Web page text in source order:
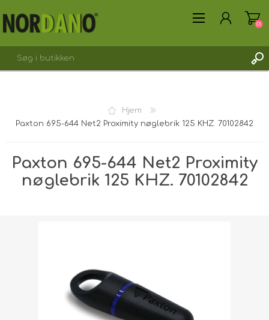
(0)
Hjem
Paxton 695-644 Net2 Proximity nøglebrik 125 KHZ. 70102842
Paxton 695-644 Net2 Proximity
nøglebrik 125 KHZ. 70102842